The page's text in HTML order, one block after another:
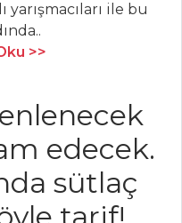
ile bu
>>
edecek.
sütlaç